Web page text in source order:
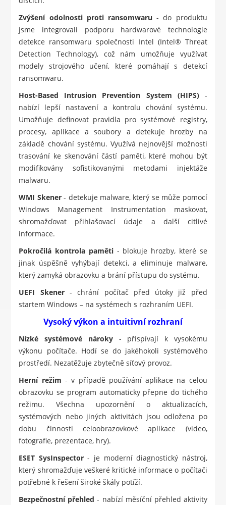
Zvýšení odolnosti proti ransomwaru - do produktu
jsme integrovali podporu hardwarové technologie
detekce ransomwaru společnosti Intel (Intel® Threat
Detection Technology), což nám umožňuje využívat
modely strojového učení, které pomáhají s detekcí
ransomwaru.
Host-Based Intrusion Prevention System (HIPS)-
nabízí lepší nastavení a kontrolu chování systému.
Umožňuje definovat pravidla pro systémové registry,
procesy, aplikace a soubory a detekuje hrozby na
základě chování systému. Využívá nejnovější možnosti
trasování ke skenování částí paměti, které mohou být
modifikovány sofistikovanými metodami injektáže
malwaru.
WMI Skener- detekuje malware, který se může pomocí
Windows Management Instrumentation maskovat,
shromažďovat přihlašovací údaje a další citlivé
informace.
Pokročilá kontrola paměti- blokuje hrozby, které se
jinak úspěšně vyhýbají detekci, a eliminuje malware,
který zamyká obrazovku a brání přístupu do systému.
UEFI Skener- chrání počítač před útoky již před
startem Windows – na systémech s rozhraním UEFI.
Vysoký výkon a intuitivní rozhraní
Nízké systémové nároky- přispívají k vysokému
výkonu počítače. Hodí se do jakéhokoli systémového
prostředí. Nezatěžuje zbytečně síťový provoz.
Herní režim - v případě používání aplikace na celou
obrazovku se program automaticky přepne do tichého
režimu. Všechna upozornění o aktualizacích,
systémových nebo jiných aktivitách jsou odložena po
dobu činnosti celoobrazovkové aplikace (video,
fotografie, prezentace, hry).
ESET SysInspector- je moderní diagnostický nástroj,
který shromažďuje veškeré kritické informace o počítači
potřebné k řešení široké škály potíží.
Bezpečnostní přehled - nabízí měsíční přehled aktivity